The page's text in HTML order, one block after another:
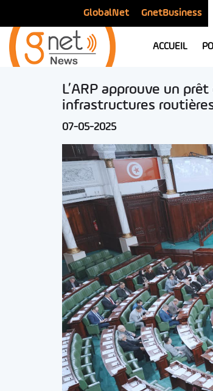
GlobalNet GnetBusiness
ACCUEIL
L’ARP approuve un
infrastructures
07-05-2025